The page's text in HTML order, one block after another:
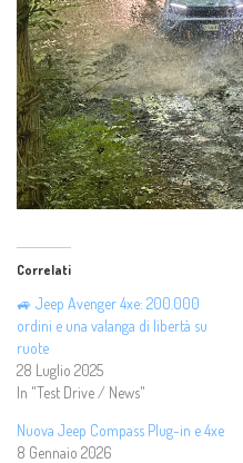
Correlati
🚙 Jeep Avenger 4xe: 200.000
ordini e una valanga di libertà su
ruote
28 Luglio 2025
In "Test Drive / News"
Nuova Jeep Compass Plug-in e 4xe
8 Gennaio 2026